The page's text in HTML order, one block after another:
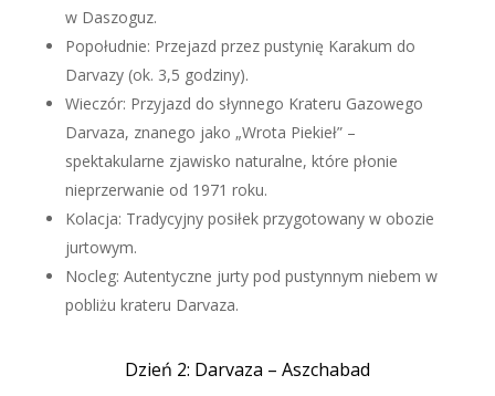
w Daszoguz.
Popołudnie: Przejazd przez pustynię Karakum do
Darvazy (ok. 3,5 godziny).
Wieczór: Przyjazd do słynnego Krateru Gazowego
Darvaza, znanego jako „Wrota Piekieł” –
spektakularne zjawisko naturalne, które płonie
nieprzerwanie od 1971 roku.
Kolacja: Tradycyjny posiłek przygotowany w obozie
jurtowym.
Nocleg: Autentyczne jurty pod pustynnym niebem w
pobliżu krateru Darvaza.
Dzień 2: Darvaza – Aszchabad